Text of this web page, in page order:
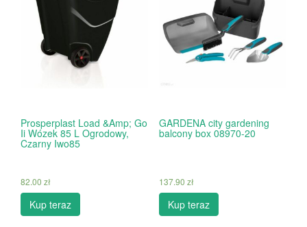
Prosperplast Load &Amp; Go
Ii Wózek 85 L Ogrodowy,
Czarny Iwo85
82.00 zł
Kup teraz
GARDENA city gardening
balcony box 08970-20
137.90 zł
Kup teraz